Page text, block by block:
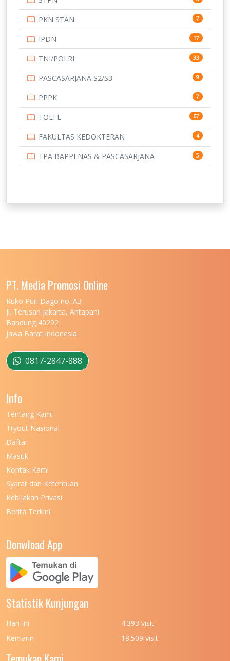
15
15
14
14
UNIVERSITAS CENDRAWASIH 14
15
219
11
159
UNIVERSITAS JEMBER
UNIVERSITAS MALIKUSSALEH
UNIVERSITAS MARITIM RAJA ALI HAJI
UNIVERSITAS MATARAM
UNIVERSITAS MULAWARMAN
UNIVERSITAS MUSAMUS
UNIVERSITAS NEGERI KHAIRUN
UNIVERSITAS NEGERI MANADO
UNIVERSITAS NEGERI MEDAN
UNIVERSITAS NEGERI PADANG
UNIVERSITAS NUSA CENDANA
UNIVERSITAS PADJADJARAN
UNIVERSITAS PATTIMURA
(UPN) VETERAN JAKARTA
PKN STAN 7
IPDN 17
TNI/POLRI 33
PASCASARJANA S2/S3 9
PPPK 7
TOEFL 67
FAKULTAS KEDOKTERAN 4
TPA BAPPENAS & PASCASARJANA 5
PT. Media Promosi Online
Ruko Puri Dago no. A3
Jl. Terusan Jakarta, Antapani
Bandung 40292
Jawa Barat Indonesia
0817-2847-888
Info
Tentang Kami
Tryout Nasional
Daftar
Masuk
Kontak Kami
Syarat dan Ketentuan
Kebijakan Privasi
Berita Terkini
Donwload App
Statistik Kunjungan
Hari Ini
4.393 visit
Kemarin
18.509 visit